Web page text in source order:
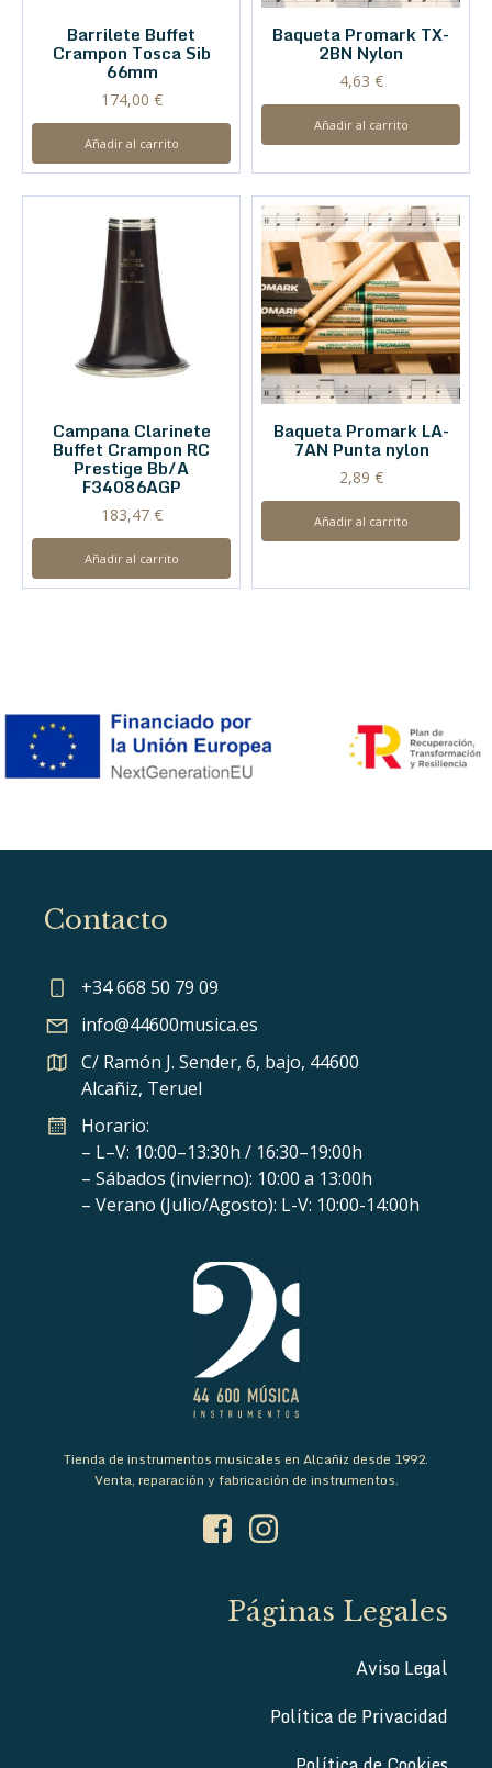
Barrilete Buffet
Crampon Tosca Sib
66mm
174,00 €
Añadir al carrito
Baqueta Promark TX-
2BN Nylon
4,63 €
Añadir al carrito
Campana Clarinete
Buffet Crampon RC
Prestige Bb/A
F34086AGP
183,47 €
Añadir al carrito
Baqueta Promark LA-
7AN Punta nylon
2,89 €
Añadir al carrito
Contacto
+34 668 50 79 09
info@44600musica.es
C/ Ramón J. Sender, 6, bajo, 44600
Alcañiz, Teruel
Horario:
– L–V: 10:00–13:30h / 16:30–19:00h
– Sábados (invierno): 10:00 a 13:00h
– Verano (Julio/Agosto): L-V: 10:00-14:00h
Tienda de instrumentos musicales en Alcañiz desde 1992.
Venta, reparación y fabricación de instrumentos.
Páginas Legales
Aviso Legal
Política de Privacidad